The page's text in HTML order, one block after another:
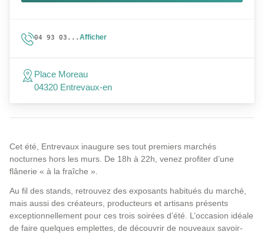
Cet été, Entrevaux inaugure ses tout premiers marchés
nocturnes hors les murs. De 18h à 22h, venez profiter d’une
flânerie « à la fraîche ».
Au fil des stands, retrouvez des exposants habitués du marché,
mais aussi des créateurs, producteurs et artisans présents
exceptionnellement pour ces trois soirées d’été. L’occasion idéale
de faire quelques emplettes, de découvrir de nouveaux savoir-
04 93 03... Afficher
Place Moreau
04320 Entrevaux-en